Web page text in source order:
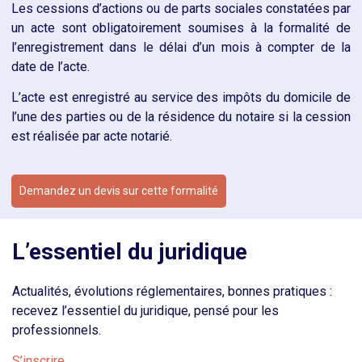
Les cessions d’actions ou de parts sociales constatées par
un acte sont obligatoirement soumises à la formalité de
l’enregistrement dans le délai d’un mois à compter de la
date de l’acte.
L’acte est enregistré au service des impôts du domicile de
l’une des parties ou de la résidence du notaire si la cession
est réalisée par acte notarié.
Demandez un devis sur cette formalité
L’essentiel du juridique
Actualités, évolutions réglementaires, bonnes pratiques :
recevez l’essentiel du juridique, pensé pour les
professionnels.